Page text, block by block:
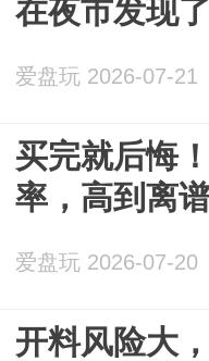
在夜市发现
爱盘玩 2026-07-21
买完就后悔
率，高到离
爱盘玩 2026-07-20
开料风险大